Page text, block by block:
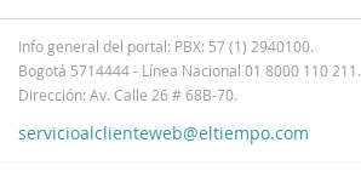
Info general del portal: PBX: 57 (1) 2940100.
Bogotá 5714444 - Línea Nacional 01 8000 110 211.
Dirección: Av. Calle 26 # 68B-70.
servicioalclienteweb@eltiempo.com